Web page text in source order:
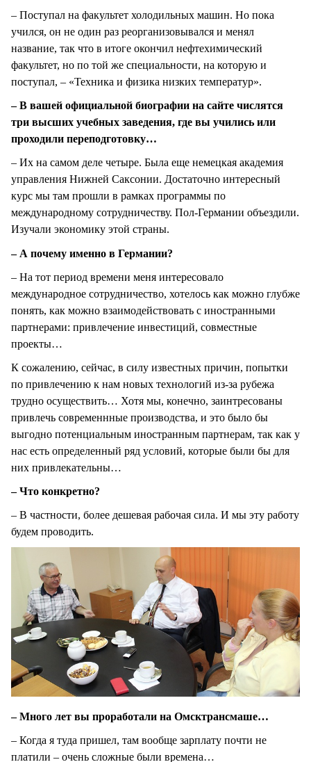
– Поступал на факультет холодильных машин. Но пока
учился, он не один раз реорганизовывался и менял
название, так что в итоге окончил нефтехимический
факультет, но по той же специальности, на которую и
поступал, – «Техника и физика низких температур».
– В вашей официальной биографии на сайте числятся
три высших учебных заведения, где вы учились или
проходили переподготовку…
– Их на самом деле четыре. Была еще немецкая академия
управления Нижней Саксонии. Достаточно интересный
курс мы там прошли в рамках программы по
международному сотрудничеству. Пол-Германии объездили.
Изучали экономику этой страны.
– А почему именно в Германии?
– На тот период времени меня интересовало
международное сотрудничество, хотелось как можно глубже
понять, как можно взаимодействовать с иностранными
партнерами: привлечение инвестиций, совместные
проекты…
К сожалению, сейчас, в силу известных причин, попытки
по привлечению к нам новых технологий из-за рубежа
трудно осуществить… Хотя мы, конечно, заинтресованы
привлечь современнные производства, и это было бы
выгодно потенциальным иностранным партнерам, так как у
нас есть определенный ряд условий, которые были бы для
них привлекательны…
– Что конкретно?
– В частности, более дешевая рабочая сила. И мы эту работу
будем проводить.
– Много лет вы проработали на Омсктрансмаше…
– Когда я туда пришел, там вообще зарплату почти не
платили – очень сложные были времена…